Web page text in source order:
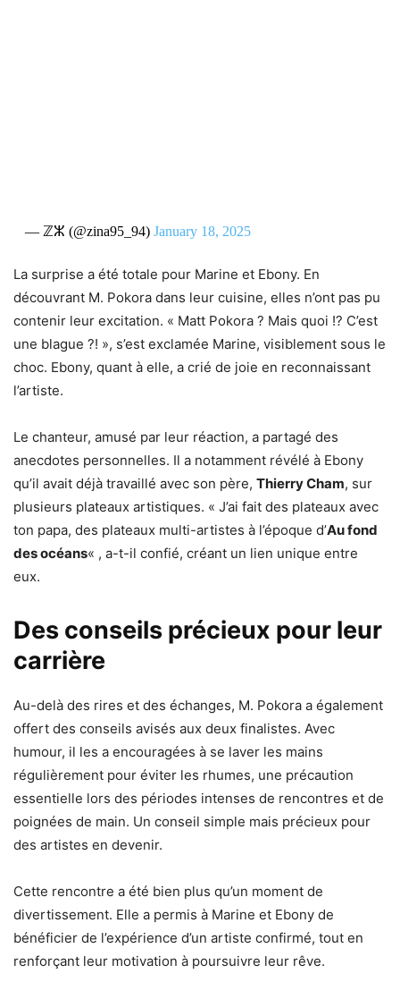
— ℤⵣ (@zina95_94) January 18, 2025
La surprise a été totale pour Marine et Ebony. En
découvrant M. Pokora dans leur cuisine, elles n’ont pas pu
contenir leur excitation. « Matt Pokora ? Mais quoi !? C’est
une blague ?! », s’est exclamée Marine, visiblement sous le
choc. Ebony, quant à elle, a crié de joie en reconnaissant
l’artiste.
Le chanteur, amusé par leur réaction, a partagé des
anecdotes personnelles. Il a notamment révélé à Ebony
qu’il avait déjà travaillé avec son père, Thierry Cham, sur
plusieurs plateaux artistiques. « J’ai fait des plateaux avec
ton papa, des plateaux multi-artistes à l’époque d’Au fond
des océans« , a-t-il confié, créant un lien unique entre
eux.
Des conseils précieux pour leur
carrière
Au-delà des rires et des échanges, M. Pokora a également
offert des conseils avisés aux deux finalistes. Avec
humour, il les a encouragées à se laver les mains
régulièrement pour éviter les rhumes, une précaution
essentielle lors des périodes intenses de rencontres et de
poignées de main. Un conseil simple mais précieux pour
des artistes en devenir.
Cette rencontre a été bien plus qu’un moment de
divertissement. Elle a permis à Marine et Ebony de
bénéficier de l’expérience d’un artiste confirmé, tout en
renforçant leur motivation à poursuivre leur rêve.